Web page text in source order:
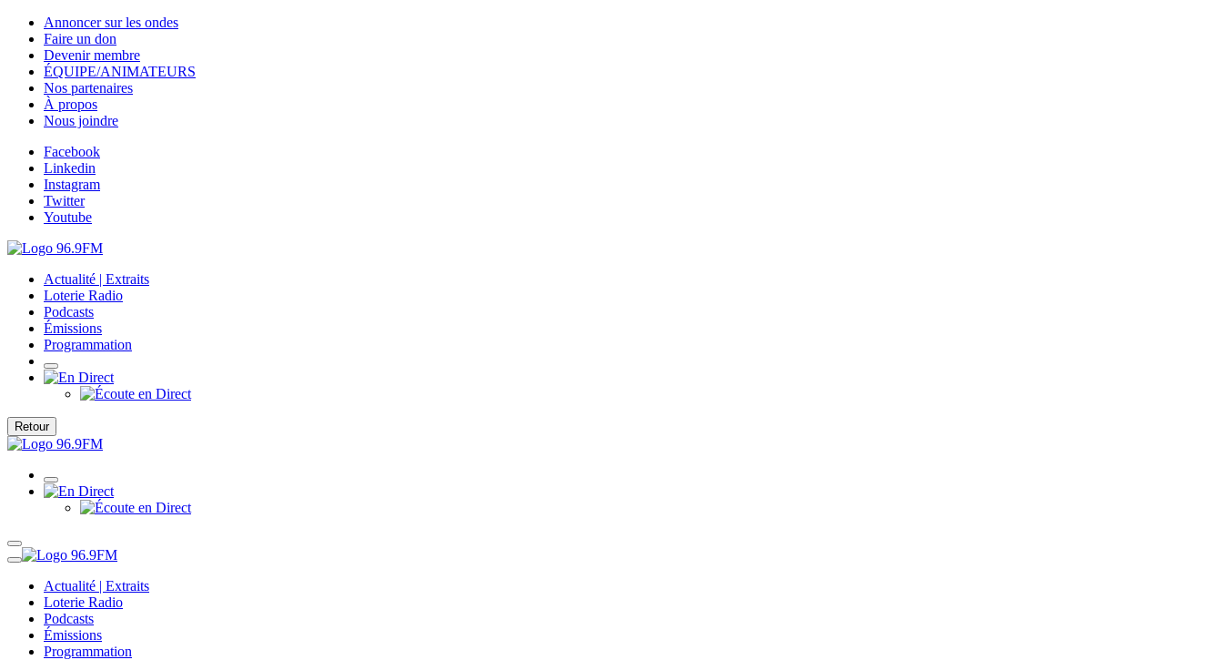
Annoncer sur les ondes
Faire un don
Devenir membre
ÉQUIPE/ANIMATEURS
Nos partenaires
À propos
Nous joindre
Facebook
Linkedin
Instagram
Twitter
Youtube
Actualité | Extraits
Loterie Radio
Podcasts
Émissions
Programmation
Retour
Actualité | Extraits
Loterie Radio
Podcasts
Émissions
Programmation